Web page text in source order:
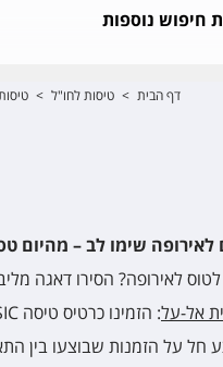
חיפוש נוספות
דף הבית > טיסות לחו"ל >
לאירופה שימו לב – מהיום
לאירופה? הסירו דאגה
אל-על: הזמינו כרטיס טיסה
בין התאריכים 29-19 לפברואר 2020, עבור טיסות אל-אל וסאן דור ישירות לאירופה עד